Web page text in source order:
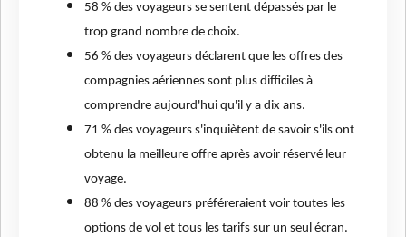
58 % des voyageurs se sentent dépassés par le
trop grand nombre de choix.
56 % des voyageurs déclarent que les offres des
compagnies aériennes sont plus difficiles à
comprendre aujourd'hui qu'il y a dix ans.
71 % des voyageurs s'inquiètent de savoir s'ils ont
obtenu la meilleure offre après avoir réservé leur
voyage.
88 % des voyageurs préféreraient voir toutes les
options de vol et tous les tarifs sur un seul écran.